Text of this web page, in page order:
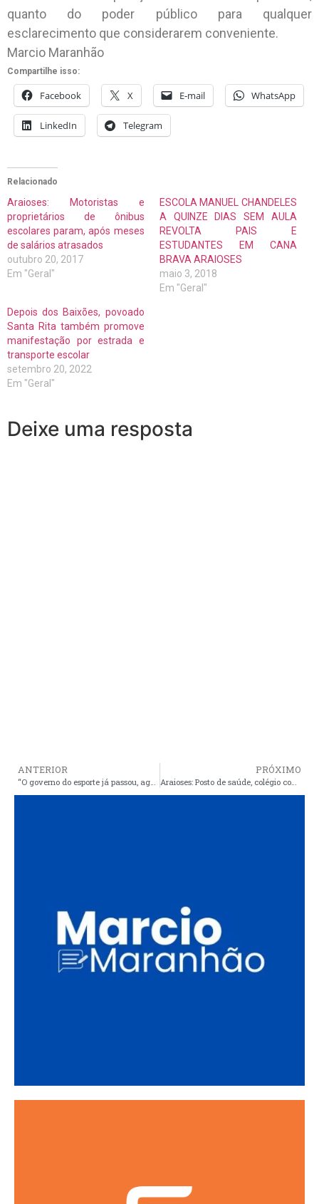
quanto do poder público para qualquer
esclarecimento que considerarem conveniente.
Marcio Maranhão
Compartilhe isso:
Facebook X E-mail WhatsApp
LinkedIn Telegram
Relacionado
Araioses: Motoristas e
proprietários de ônibus
escolares param, após meses
de salários atrasados
outubro 20, 2017
Em "Geral"
ESCOLA MANUEL CHANDELES
A QUINZE DIAS SEM AULA
REVOLTA PAIS E
ESTUDANTES EM CANA
BRAVA ARAIOSES
maio 3, 2018
Em "Geral"
Depois dos Baixões, povoado
Santa Rita também promove
manifestação por estrada e
transporte escolar
setembro 20, 2022
Em "Geral"
Deixe uma resposta
ANTERIOR
“O governo do esporte já passou, agora é o governo da saúde”, diz Cristino
PRÓXIMO
Araioses: Posto de saúde, colégio com dezenas de crianças e a Casa Familiar Rural sem energia